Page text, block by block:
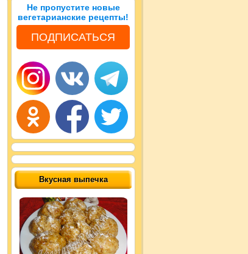
Не пропустите новые
вегетарианские рецепты!
ПОДПИСАТЬСЯ
Вкусная выпечка